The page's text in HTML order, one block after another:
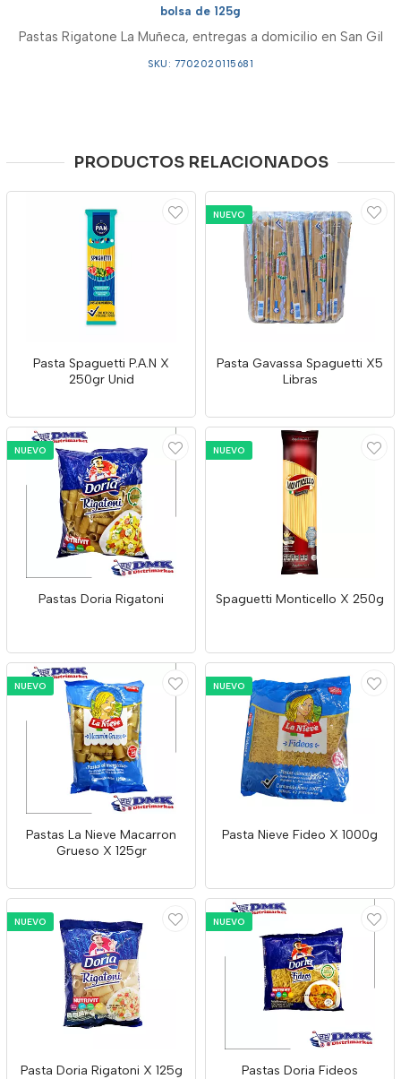
bolsa de 125g
Pastas Rigatone La Muñeca, entregas a domicilio en San Gil
SKU: 7702020115681
PRODUCTOS RELACIONADOS
Pasta Spaguetti P.A.N X
250gr Unid
NUEVO
Pasta Gavassa Spaguetti X5
Libras
NUEVO
Pastas Doria Rigatoni
NUEVO
Spaguetti Monticello X 250g
NUEVO
Pastas La Nieve Macarron
Grueso X 125gr
NUEVO
Pasta Nieve Fideo X 1000g
NUEVO
Pasta Doria Rigatoni X 125g
NUEVO
Pastas Doria Fideos